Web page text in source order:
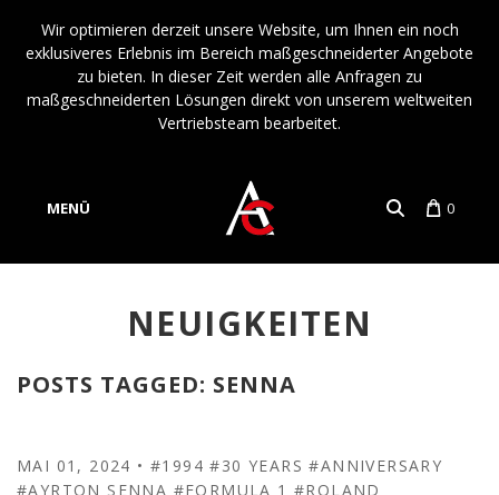
Wir optimieren derzeit unsere Website, um Ihnen ein noch
exklusiveres Erlebnis im Bereich maßgeschneiderter Angebote
zu bieten. In dieser Zeit werden alle Anfragen zu
maßgeschneiderten Lösungen direkt von unserem weltweiten
Vertriebsteam bearbeitet.
MENÜ 0
NEUIGKEITEN
POSTS TAGGED: SENNA
MAI 01, 2024 •#1994 #30 YEARS #ANNIVERSARY
#AYRTON SENNA #FORMULA 1 #ROLAND